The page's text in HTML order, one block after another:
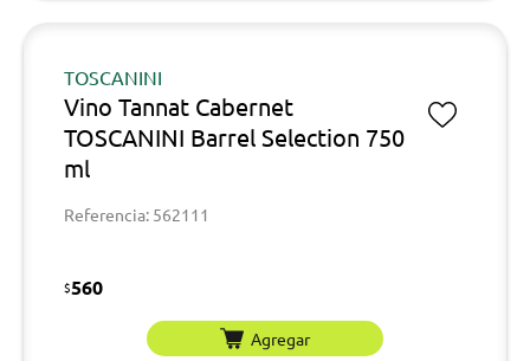
TOSCANINI
Vino Tannat Cabernet
TOSCANINI Barrel Selection 750
ml
Referencia: 562111
$560
Agregar